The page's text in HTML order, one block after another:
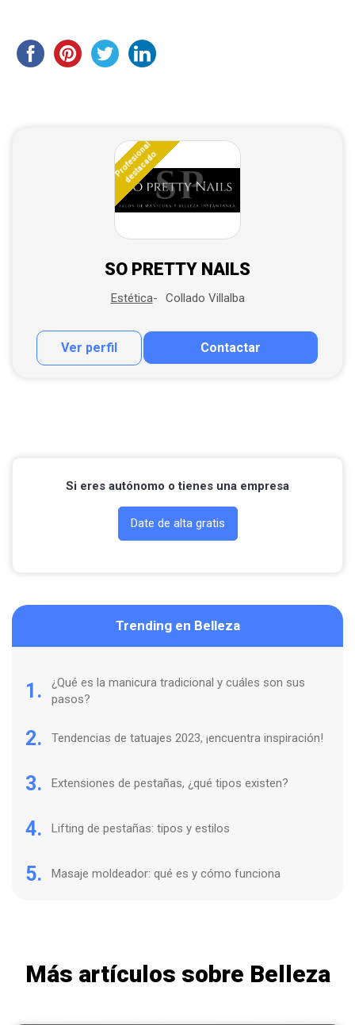
Profesional
destacado
SO PRETTY NAILS
Estética Collado Villalba
Ver perfil Contactar
Contactar por correo
Si eres autónomo o tienes una empresa
Date de alta gratis
Trending en Belleza
1.
¿Qué es la manicura tradicional y cuáles son sus
pasos?
2. Tendencias de tatuajes 2023, ¡encuentra inspiración!
3. Extensiones de pestañas, ¿qué tipos existen?
4. Lifting de pestañas: tipos y estilos
5. Masaje moldeador: qué es y cómo funciona
Más artículos sobre Belleza